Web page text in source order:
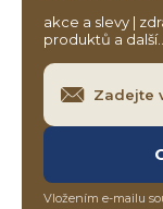
akce a slevy |
produktů a další…
Vložením e-mailu